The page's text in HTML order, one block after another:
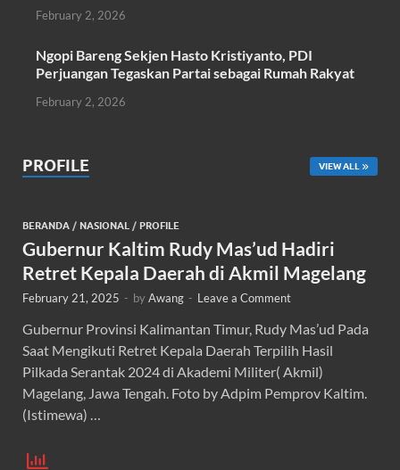
February 2, 2026
Ngopi Bareng Sekjen Hasto Kristiyanto, PDI
Perjuangan Tegaskan Partai sebagai Rumah Rakyat
February 2, 2026
PROFILE VIEW ALL
BERANDA / NASIONAL / PROFILE
Gubernur Kaltim Rudy Mas’ud Hadiri
Retret Kepala Daerah di Akmil Magelang
February 21, 2025 - byAwang - Leave a Comment
Gubernur Provinsi Kalimantan Timur, Rudy Mas’ud Pada
Saat Mengikuti Retret Kepala Daerah Terpilih Hasil
Pilkada Serantak 2024 di Akademi Militer( Akmil)
Magelang, Jawa Tengah. Foto by Adpim Pemprov Kaltim.
(Istimewa) …